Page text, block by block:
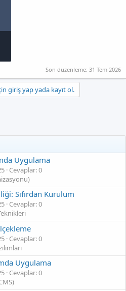
Son düzenleme: 31 Tem 2026
giriş yap yada kayıt ol.
Uygulama
Cevaplar: 0
Sıfırdan Kurulum
Cevaplar: 0
Cevaplar: 0
Uygulama
Cevaplar: 0